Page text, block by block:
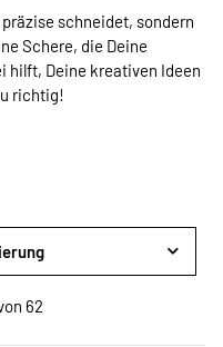
schneidet, sondern
Schere, die Deine
hilft, Deine kreativen Ideen
richtig!
62